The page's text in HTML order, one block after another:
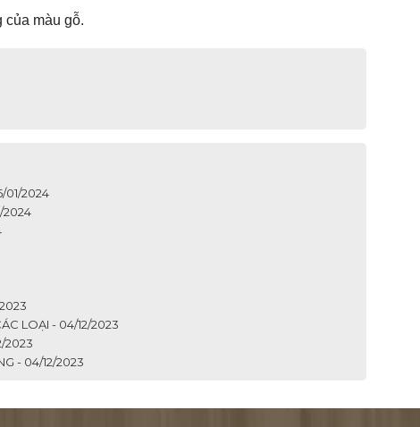
của màu gỗ.
2024
LOẠI - 04/12/2023
2023
- 04/12/2023